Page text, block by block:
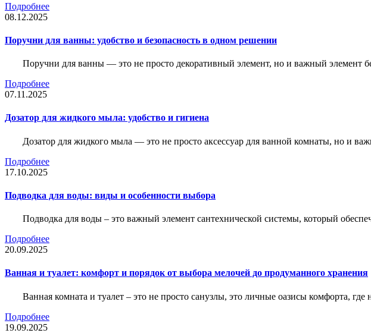
Подробнее
08.12.2025
Поручни для ванны: удобство и безопасность в одном решении
Поручни для ванны — это не просто декоративный элемент, но и важный элемент
Подробнее
07.11.2025
Дозатор для жидкого мыла: удобство и гигиена
Дозатор для жидкого мыла — это не просто аксессуар для ванной комнаты, но и
Подробнее
17.10.2025
Подводка для воды: виды и особенности выбора
Подводка для воды – это важный элемент сантехнической системы, который
Подробнее
20.09.2025
Ванная и туалет: комфорт и порядок от выбора мелочей до продуманного хранения
Ванная комната и туалет – это не просто санузлы, это личные оазисы комфорта, где
Подробнее
19.09.2025